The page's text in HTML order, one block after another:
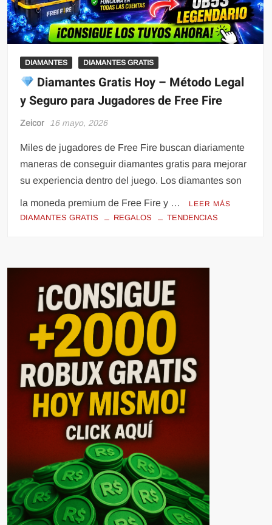
DIAMANTES DIAMANTES GRATIS
Diamantes Gratis Hoy – Método Legal
y Seguro para Jugadores de Free Fire
Zeicor 16 mayo, 2026
Miles de jugadores de Free Fire buscan diariamente
maneras de conseguir diamantes gratis para mejorar
su experiencia dentro del juego. Los diamantes son
la moneda premium de Free Fire y … LEER MÁS
DIAMANTES GRATIS REGALOS TENDENCIAS